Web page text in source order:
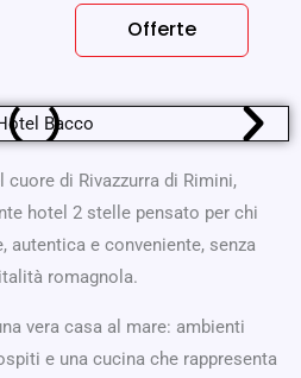
Offerte
di Rivazzurra di Rimini,
hotel 2 stelle pensato per chi
autentica e conveniente, senza
romagnola.
vera casa al mare: ambienti
e una cucina che rappresenta